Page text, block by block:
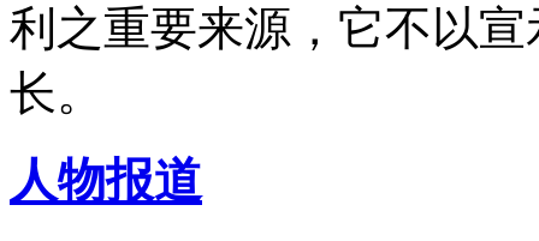
利之重要来源，它不以
长。
人物报道